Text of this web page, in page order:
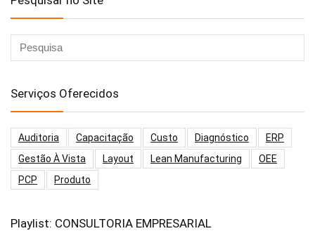
Serviços Oferecidos
Auditoria Capacitação Custo Diagnóstico
ERP
Gestão À Vista
Layout Lean Manufacturing
OEE
PCP
Produto
Playlist: CONSULTORIA EMPRESARIAL